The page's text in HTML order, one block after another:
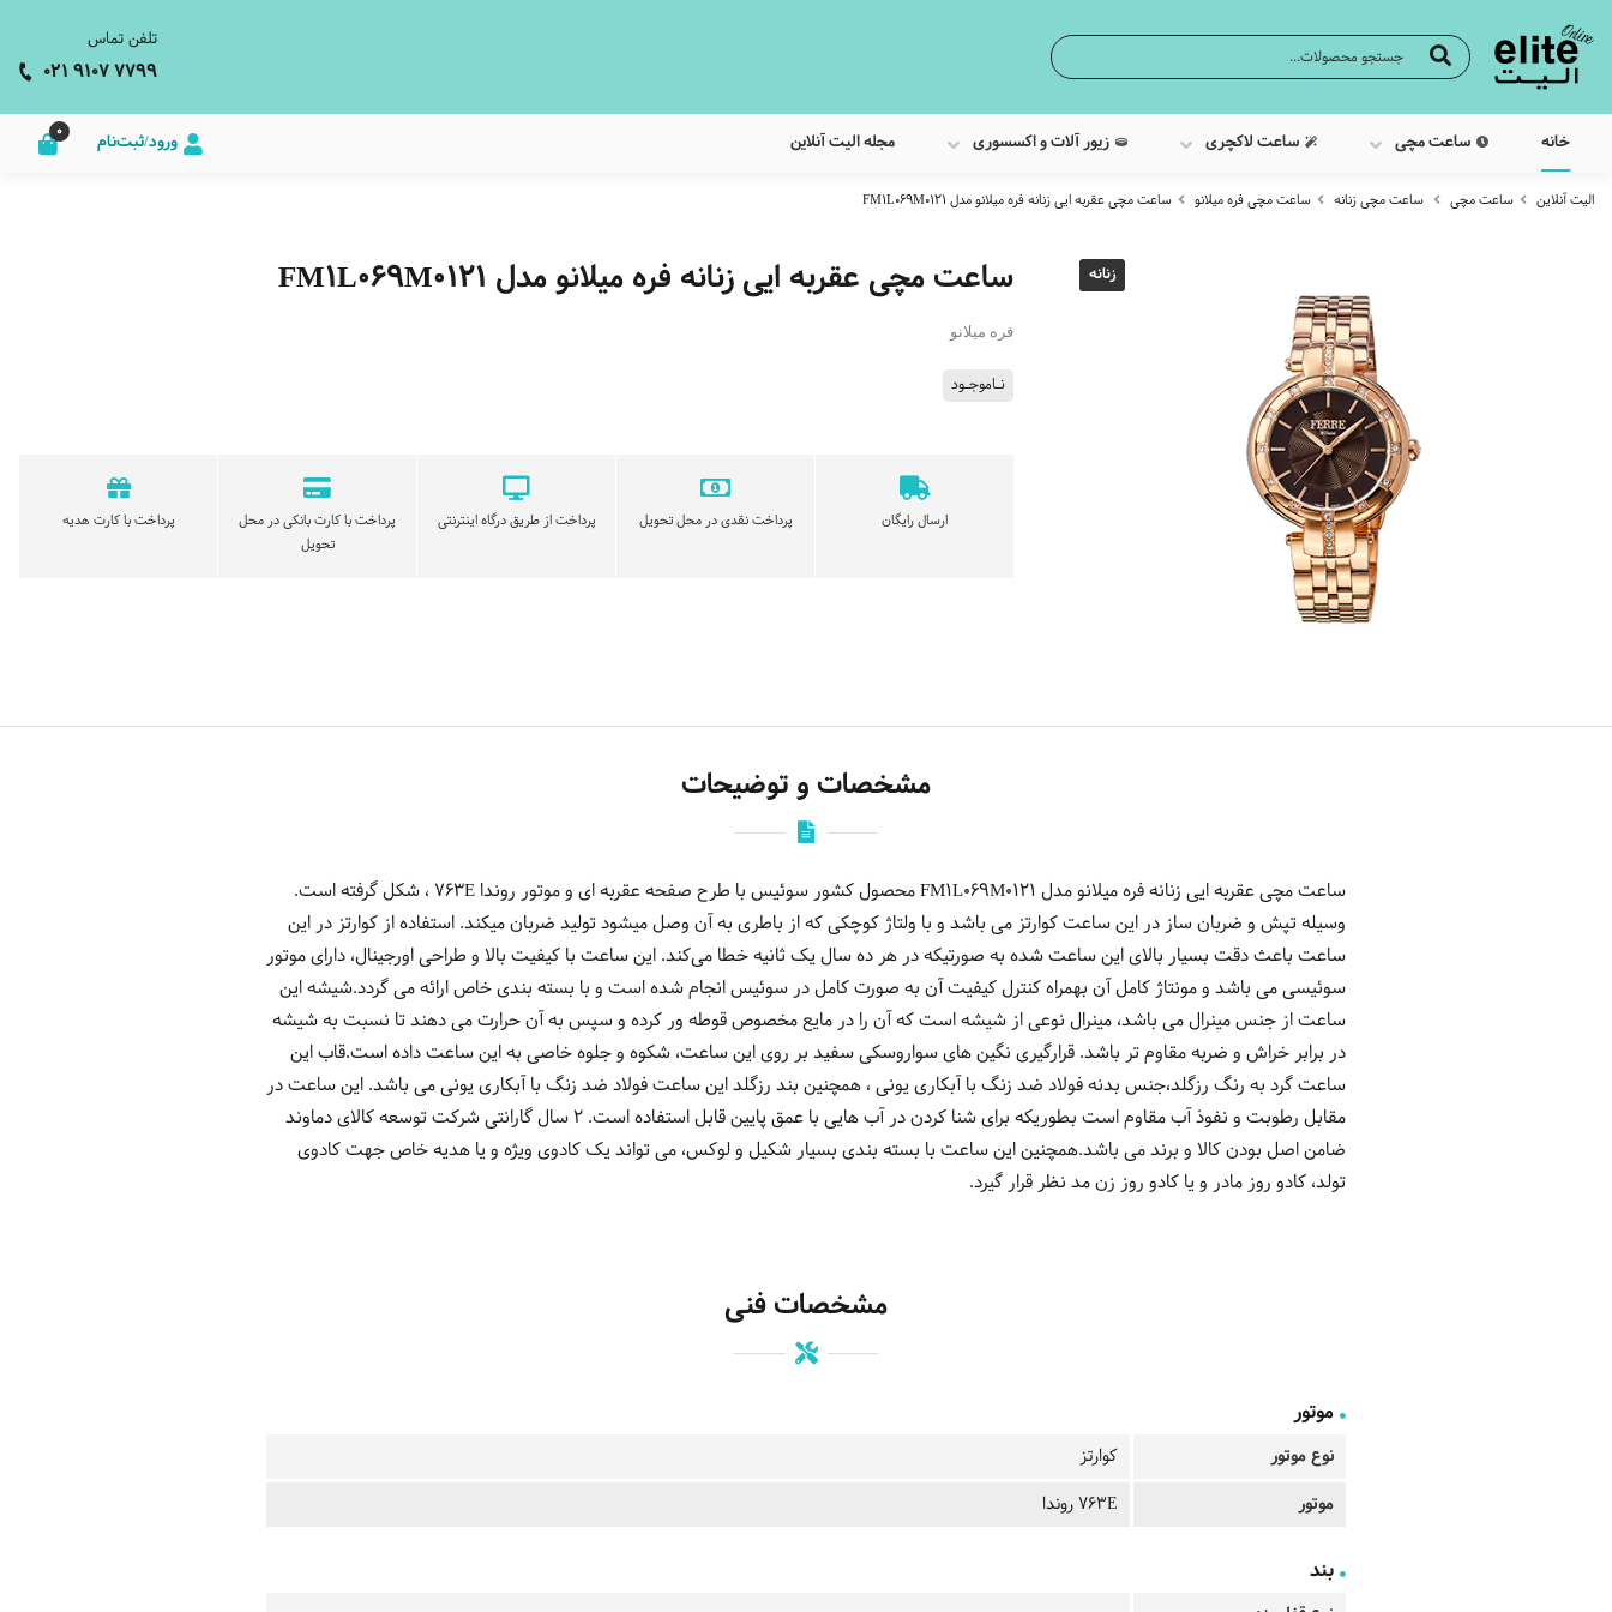
تلفن تماس
021 9107 7799
خانه ساعت مچی ساعت لاکچری زیور آلات و اکسسوری مجله الیت آنلاین ورود/ثبت‌نام 0
الیت آنلاین ساعت مچی ساعت مچی زنانه ساعت مچی فره میلانو ساعت مچی عقربه ایی زنانه فره میلانو مدل FM1L069M0121
زنانه ساعت مچی عقربه ایی زنانه فره میلانو مدل FM1L069M0121
فره میلانو
نـاموجـود
ارسال رایگان پرداخت نقدی در محل تحویل پرداخت از طریق درگاه اینترنتی
پرداخت با کارت بانکی در محل
تحویل
پرداخت با کارت هدیه
مشخصات و توضیحات
ساعت مچی عقربه ایی زنانه فره میلانو مدل FM1L069M0121 محصول کشور سوئیس با طرح صفحه عقربه ای و موتور روندا 763E ، شکل گرفته است.
وسیله تپش و ضربان ساز در این ساعت کوارتز می باشد و با ولتاژ کوچکی که از باطری به آن وصل میشود تولید ضربان میکند. استفاده از کوارتز در این
ساعت باعث دقت بسیار بالای این ساعت شده به صورتیکه در هر ده سال یک ثانیه خطا می‌کند. این ساعت با کیفیت بالا و طراحی اورجینال، دارای موتور
سوئیسی می باشد و مونتاژ کامل آن بهمراه کنترل کیفیت آن به صورت کامل در سوئیس انجام شده است و با بسته بندی خاص ارائه می گردد.شیشه این
ساعت از جنس مینرال می باشد، مینرال نوعی از شیشه است که آن را در مایع مخصوص قوطه ور کرده و سپس به آن حرارت می دهند تا نسبت به شیشه
در برابر خراش و ضربه مقاوم تر باشد. قرارگیری نگین های سواروسکی سفید بر روی این ساعت، شکوه و جلوه خاصی به این ساعت داده است.قاب این
ساعت گرد به رنگ رزگلد،جنس بدنه فولاد ضد زنگ با آبکاری یونی ، همچنین بند رزگلد این ساعت فولاد ضد زنگ با آبکاری یونی می باشد. این ساعت در
مقابل رطوبت و نفوذ آب مقاوم است بطوریکه برای شنا کردن در آب هایی با عمق پایین قابل استفاده است. 2 سال گارانتی شرکت توسعه کالای دماوند
ضامن اصل بودن کالا و برند می باشد.همچنین این ساعت با بسته بندی بسیار شکیل و لوکس، می تواند یک کادوی ویژه و یا هدیه خاص جهت کادوی
تولد، کادو روز مادر و یا کادو روز زن مد نظر قرار گیرد.
مشخصات فنی
موتور
نوع موتور
کوارتز
موتور
763E روندا
بند